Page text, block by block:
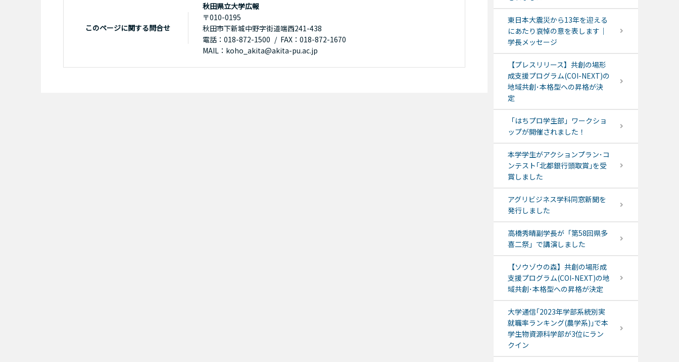
このページに関する問合せ
秋田県立大学広報
〒010-0195
秋田市下新城中野字街道端西241-438
電話：018-872-1500
FAX：018-872-1670
MAIL：koho_akita@akita-pu.ac.jp
東日本大震災から13年を迎える
にあたり哀悼の意を表します｜
学長メッセージ
【プレスリリース】共創の場形
成支援プログラム(COI-NEXT)の
地域共創･本格型への昇格が決
定
「はちプロ学生部」ワークショ
ップが開催されました！
本学学生がアクションプラン･コ
ンテスト｢北都銀行頭取賞｣を受
賞しました
アグリビジネス学科同窓新聞を
発行しました
高橋秀晴副学長が「第58回県多
喜二祭」で講演しました
【ソウゾウの森】共創の場形成
支援プログラム(COI-NEXT)の地
域共創･本格型への昇格が決定
大学通信｢2023年学部系統別実
就職率ランキング(農学系)｣で本
学生物資源科学部が3位にラン
クイン